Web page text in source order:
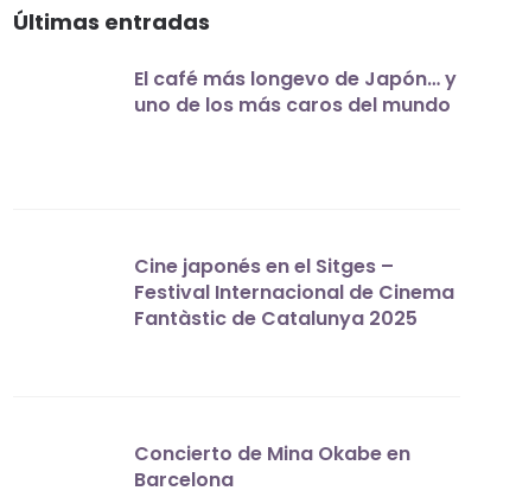
Últimas entradas
El café más longevo de Japón… y
uno de los más caros del mundo
Cine japonés en el Sitges –
Festival Internacional de Cinema
Fantàstic de Catalunya 2025
Concierto de Mina Okabe en
Barcelona